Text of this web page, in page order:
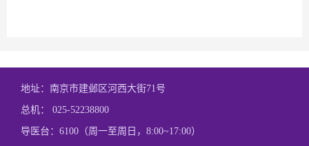
地址：南京市建邺区河西大街71号
总机： 025-52238800
导医台：6100（周一至周日，8:00~17:00）